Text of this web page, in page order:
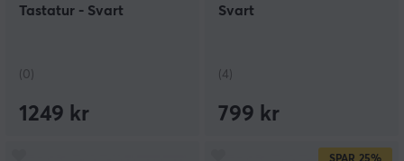
Tastatur - Svart
(0)
1249 kr
Svart
(4)
799 kr